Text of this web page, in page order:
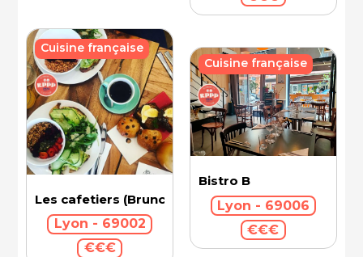
Les cafetiers (Brunch)
Lyon - 69002
€€€
Cuisine française
Bistro B
Lyon - 69006
€€€
Cuisine française